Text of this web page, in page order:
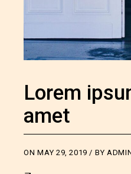
Lorem
amet
ONMAY 29, 2019 BY